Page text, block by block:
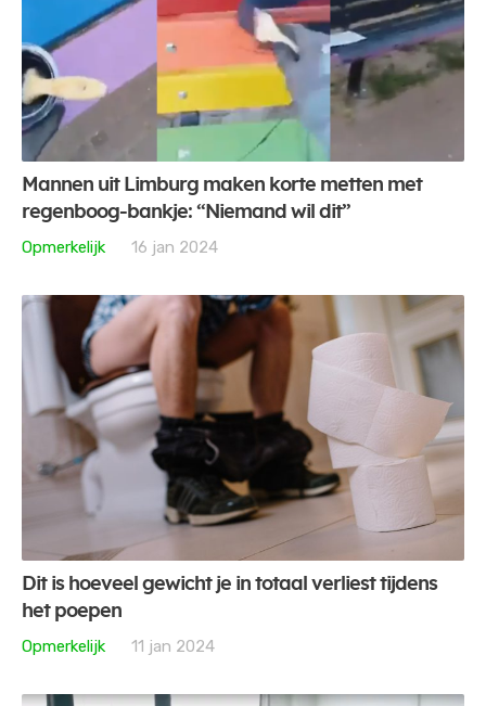
Mannen uit Limburg maken korte metten met
regenboog-bankje: “Niemand wil dit”
Opmerkelijk
16 jan 2024
Dit is hoeveel gewicht je in totaal verliest tijdens
het poepen
Opmerkelijk
11 jan 2024